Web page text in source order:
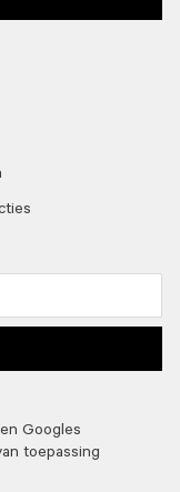
Googles
toepassing